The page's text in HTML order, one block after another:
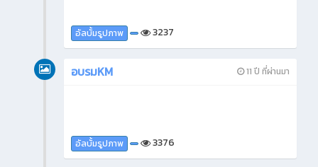
อัลบั้มรูปภาพ 3237
11 ปี ที่ผ่านมา
อบรมKM
อัลบั้มรูปภาพ 3376